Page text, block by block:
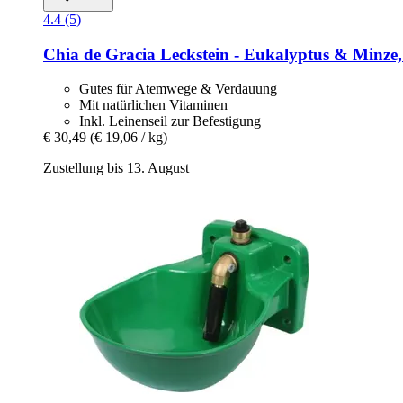
4.4 (5)
Chia de Gracia Leckstein -​ Eukalyptus &
Gutes für Atemwege & Verdauung
Mit natürlichen Vitaminen
Inkl. Leinenseil zur Befestigung
€ 30,49 (€ 19,06 / kg)
Zustellung bis 13. August